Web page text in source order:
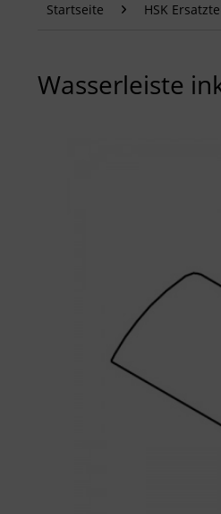
Startseite HSK
Wasserleiste